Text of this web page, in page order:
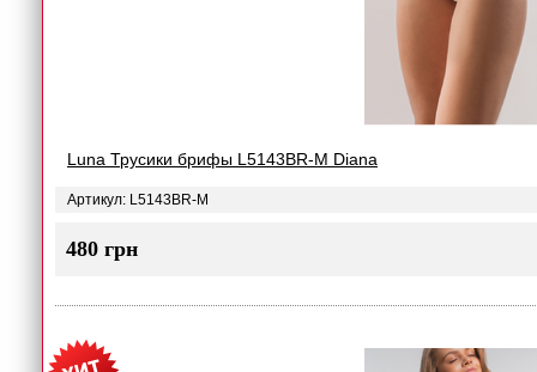
Luna Трусики брифы L5143BR-M Diana
Артикул: L5143BR-M
480 грн